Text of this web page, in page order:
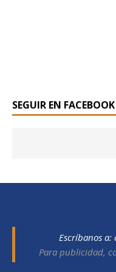
SEGUIR EN FACEBOOK
Escríbanos a:
Para publicidad,